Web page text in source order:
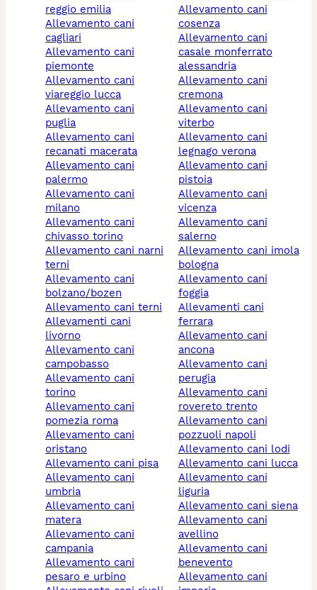
reggio emilia
allevamento cani
cagliari
allevamento cani
piemonte
allevamento cani
viareggio lucca
allevamento cani
puglia
allevamento cani
recanati macerata
allevamento cani
palermo
allevamento cani
milano
allevamento cani
chivasso torino
allevamento cani narni
terni
allevamento cani
bolzano/bozen
allevamento cani terni
allevamenti cani
livorno
allevamento cani
campobasso
allevamento cani
torino
allevamento cani
pomezia roma
allevamento cani
oristano
allevamento cani pisa
allevamento cani
umbria
allevamento cani
matera
allevamento cani
campania
allevamento cani
pesaro e urbino
allevamento cani
cosenza
allevamento cani
casale monferrato
alessandria
allevamento cani
cremona
allevamento cani
viterbo
allevamento cani
legnago verona
allevamento cani
pistoia
allevamento cani
vicenza
allevamento cani
salerno
allevamento cani imola
bologna
allevamento cani
foggia
allevamenti cani
ferrara
allevamento cani
ancona
allevamento cani
perugia
allevamento cani
rovereto trento
allevamento cani
pozzuoli napoli
allevamento cani lodi
allevamento cani lucca
allevamento cani
liguria
allevamento cani siena
allevamento cani
avellino
allevamento cani
benevento
allevamento cani